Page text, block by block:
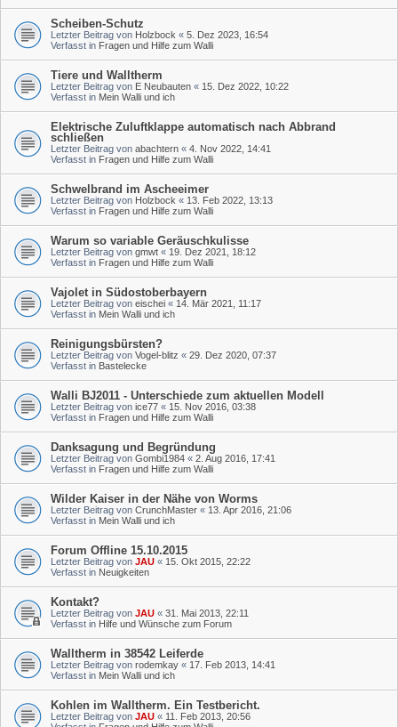
Scheiben-Schutz
Letzter Beitrag von Holzbock « 5. Dez 2023, 16:54
Verfasst in Fragen und Hilfe zum Walli
Tiere und Walltherm
Letzter Beitrag von E Neubauten « 15. Dez 2022, 10:22
Verfasst in Mein Walli und ich
Elektrische Zuluftklappe automatisch nach Abbrand
schließen
Letzter Beitrag von abachtern « 4. Nov 2022, 14:41
Verfasst in Fragen und Hilfe zum Walli
Schwelbrand im Ascheeimer
Letzter Beitrag von Holzbock « 13. Feb 2022, 13:13
Verfasst in Fragen und Hilfe zum Walli
Warum so variable Geräuschkulisse
Letzter Beitrag von gmwt « 19. Dez 2021, 18:12
Verfasst in Fragen und Hilfe zum Walli
Vajolet in Südostoberbayern
Letzter Beitrag von eischei « 14. Mär 2021, 11:17
Verfasst in Mein Walli und ich
Reinigungsbürsten?
Letzter Beitrag von Vogel-blitz « 29. Dez 2020, 07:37
Verfasst in Bastelecke
Walli BJ2011 - Unterschiede zum aktuellen Modell
Letzter Beitrag von ice77 « 15. Nov 2016, 03:38
Verfasst in Fragen und Hilfe zum Walli
Danksagung und Begründung
Letzter Beitrag von Gombi1984 « 2. Aug 2016, 17:41
Verfasst in Fragen und Hilfe zum Walli
Wilder Kaiser in der Nähe von Worms
Letzter Beitrag von CrunchMaster « 13. Apr 2016, 21:06
Verfasst in Mein Walli und ich
Forum Offline 15.10.2015
Letzter Beitrag von JAU « 15. Okt 2015, 22:22
Verfasst in Neuigkeiten
Kontakt?
Letzter Beitrag von JAU « 31. Mai 2013, 22:11
Verfasst in Hilfe und Wünsche zum Forum
Walltherm in 38542 Leiferde
Letzter Beitrag von rodemkay « 17. Feb 2013, 14:41
Verfasst in Mein Walli und ich
Kohlen im Walltherm. Ein Testbericht.
Letzter Beitrag von JAU « 11. Feb 2013, 20:56